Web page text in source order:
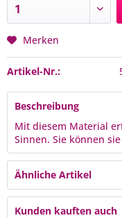
Merken
Artikel-Nr.:
Beschreibung
Mit diesem Material
Sinnen. Sie können
Ähnliche Artikel
Kunden kauften auch